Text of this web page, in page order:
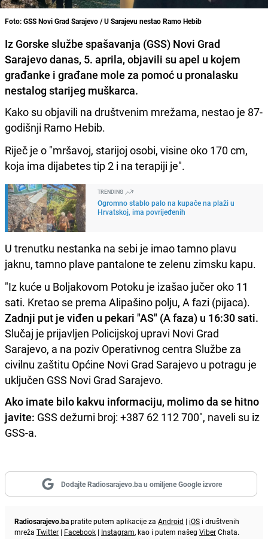
Foto: GSS Novi Grad Sarajevo / U Sarajevu nestao Ramo Hebib
Iz Gorske službe spašavanja (GSS) Novi Grad
Sarajevo danas, 5. aprila, objavili su apel u kojem
građanke i građane mole za pomoć u pronalasku
nestalog starijeg muškarca.
Kako su objavili na društvenim mrežama, nestao je 87-
godišnji Ramo Hebib.
Riječ je o "mršavoj, starijoj osobi, visine oko 170 cm,
koja ima dijabetes tip 2 i na terapiji je".
TRENDING
Ogromno stablo palo na kupače na plaži u
Hrvatskoj, ima povrijeđenih
U trenutku nestanka na sebi je imao tamno plavu
jaknu, tamno plave pantalone te zelenu zimsku kapu.
"Iz kuće u Boljakovom Potoku je izašao jučer oko 11
sati. Kretao se prema Alipašino polju, A fazi (pijaca).
Zadnji put je viđen u pekari "AS" (A faza) u 16:30 sati.
Slučaj je prijavljen Policijskoj upravi Novi Grad
Sarajevo, a na poziv Operativnog centra Službe za
civilnu zaštitu Općine Novi Grad Sarajevo u potragu je
uključen GSS Novi Grad Sarajevo.
Ako imate bilo kakvu informaciju, molimo da se hitno
javite: GSS dežurni broj: +387 62 112 700", naveli su iz
GSS-a.
Dodajte Radiosarajevo.ba u omiljene Google izvore
Radiosarajevo.bapratite putem aplikacije za Android | iOS i društvenih
mreža Twitter | Facebook | Instagram, kao i putem našeg ViberChata.